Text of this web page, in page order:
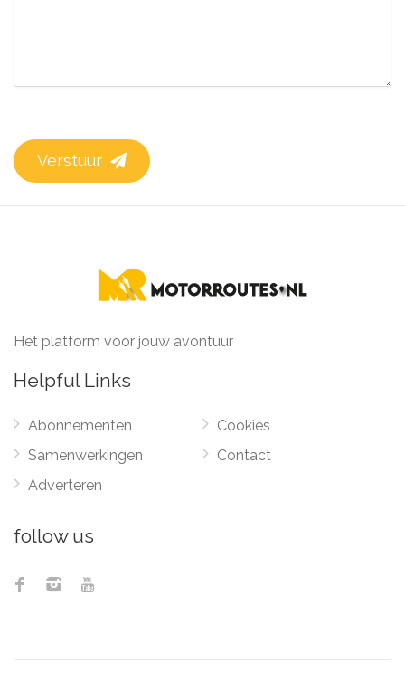
Verstuur
Het platform voor jouw avontuur
Helpful Links
Abonnementen
Samenwerkingen
Adverteren
Cookies
Contact
follow us